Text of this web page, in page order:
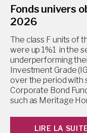
Fonds univers
2026
The class F units of
were up 1%1 in the
underperforming
Investment Grade
over the period with
Corporate Bond
such as Meritage
LIRE LA SUITE